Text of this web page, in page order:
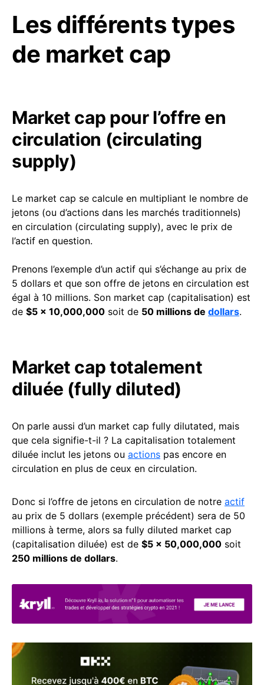
Les différents types
de market cap
Market cap pour l’offre en
circulation (circulating
supply)
Le market cap se calcule en multipliant le nombre de
jetons (ou d’actions dans les marchés traditionnels)
en circulation (circulating supply), avec le prix de
l’actif en question.
Prenons l’exemple d’un actif qui s’échange au prix de
5 dollars et que son offre de jetons en circulation est
égal à 10 millions. Son market cap (capitalisation) est
de $5 x 10,000,000 soit de 50 millions de dollars.
Market cap totalement
diluée (fully diluted)
On parle aussi d’un market cap fully dilutated, mais
que cela signifie-t-il ? La capitalisation totalement
diluée inclut les jetons ou actions pas encore en
circulation en plus de ceux en circulation.
Donc si l’offre de jetons en circulation de notre actif
au prix de 5 dollars (exemple précédent) sera de 50
millions à terme, alors sa fully diluted market cap
(capitalisation diluée) est de $5 x 50,000,000 soit
250 millions de dollars.